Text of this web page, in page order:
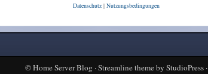
Datenschutz| Nutzungsbedingungen
©Home Server Blog ·Streamline themeby StudioPress·